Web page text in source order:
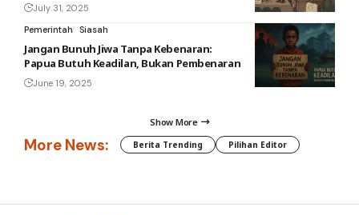
July 31, 2025
Pemerintah
Siasah
Jangan Bunuh Jiwa Tanpa Kebenaran:
Papua Butuh Keadilan, Bukan Pembenaran
June 19, 2025
Show More
More News: Berita Trending Pilihan Editor